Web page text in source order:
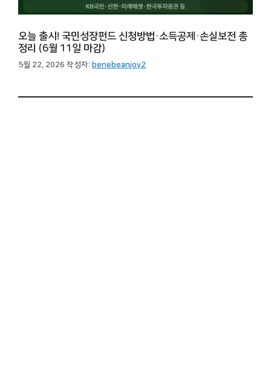
오늘 출시! 국민성장펀드 신청방법·소득공제·손실보전 총
정리 (6월 11일 마감)
5월 22, 2026 작성자: benebeanjoy2